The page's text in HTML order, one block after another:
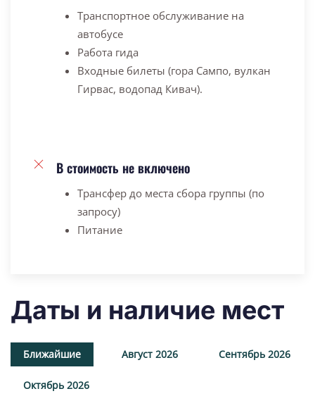
Транспортное обслуживание на
автобусе
Работа гида
Входные билеты (гора Сампо, вулкан
Гирвас, водопад Кивач).
В стоимость не включено
Трансфер до места сбора группы (по
запросу)
Питание
Даты и наличие мест
Ближайшие Август 2026 Сентябрь 2026
Октябрь 2026